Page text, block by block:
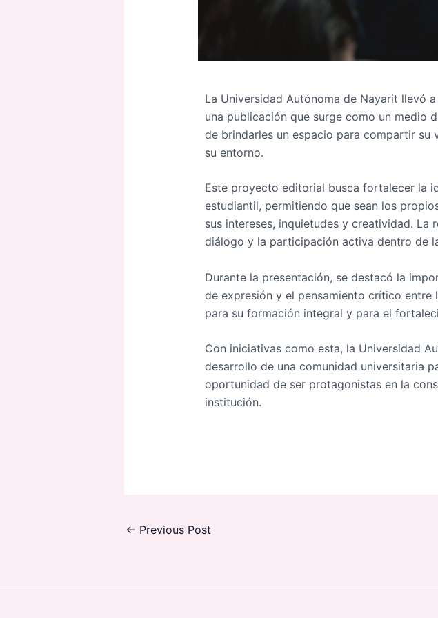
La Universidad Autónoma de Nayarit llevó
una publicación que surge como un medio
de brindarles un espacio para compartir su
su entorno.
Este proyecto editorial busca fortalecer la
estudiantil, permitiendo que sean los
sus intereses, inquietudes y creatividad.
diálogo y la participación activa dentro de
Durante la presentación, se destacó la
de expresión y el pensamiento crítico entre
para su formación integral y para el
Con iniciativas como esta, la Universidad
desarrollo de una comunidad universitaria
oportunidad de ser protagonistas en la
institución.
← Previous Post